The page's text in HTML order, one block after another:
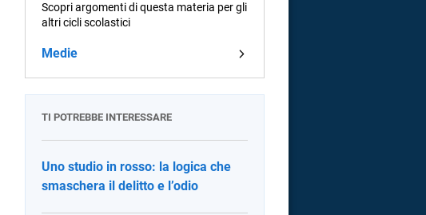
Scopri argomenti di questa materia per gli
altri cicli scolastici
Medie
TI POTREBBE INTERESSARE
Uno studio in rosso: la logica che
smaschera il delitto e l’odio